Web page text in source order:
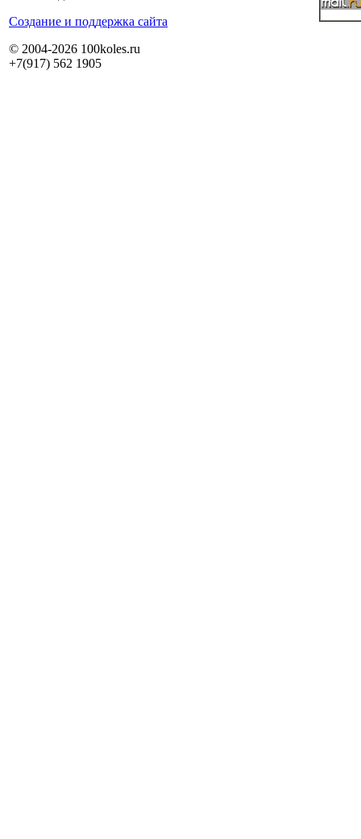
Cоздание и поддержка сайта
© 2004-2026 100koles.ru
+7(917) 562 1905